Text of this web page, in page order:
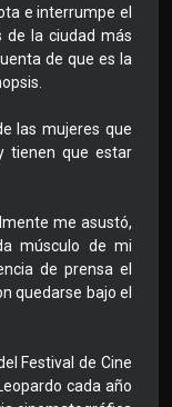
e interrumpe el
de la ciudad más
de que es la
las mujeres que
tienen que estar
me asustó,
músculo de mi
de prensa el
quedarse bajo el
Festival de Cine
cada año